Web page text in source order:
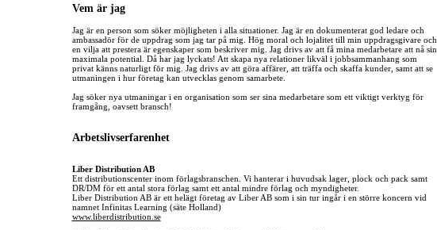
Vem är jag
Jag är en person som söker möjligheten i alla situationer. Jag är en dokumenterat god ledare och
ambassadör för de uppdrag som jag tar på mig. Hög moral och lojalitet till min uppdragsgivare och
en vilja att prestera är egenskaper som beskriver mig. Jag drivs av att få mina medarbetare att nå sin
maximala potential. Då har jag lyckats! Att skapa nya relationer likväl i jobbsammanhang som
privat känns naturligt för mig. Jag drivs av att göra affärer, att träffa och skaffa kunder, samt att se
utmaningen i hur företag kan utvecklas genom samarbete.
Jag söker nya utmaningar i en organisation som ser sina medarbetare som ett viktigt verktyg för
framgång, oavsett bransch!
Arbetslivserfarenhet
Liber Distribution AB
Ett distributionscenter inom förlagsbranschen. Vi hanterar i huvudsak lager, plock och pack samt
DR/DM för ett antal stora förlag samt ett antal mindre förlag och myndigheter.
Liber Distribution AB är ett helägt företag av Liber AB som i sin tur ingår i en större koncern vid
namnet Infinitas Learning (säte Holland)
www.liberdistribution.se